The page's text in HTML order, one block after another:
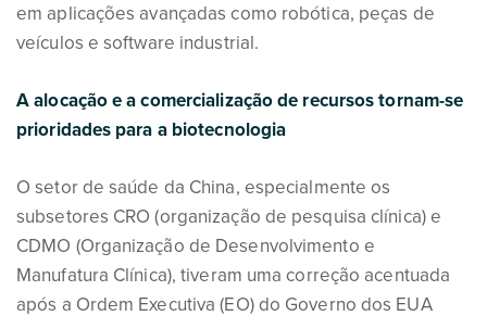
em aplicações avançadas como robótica, peças de
veículos e software industrial.
A alocação e a comercialização de recursos tornam-se
prioridades para a biotecnologia
O setor de saúde da China, especialmente os
subsetores CRO (organização de pesquisa clínica) e
CDMO (Organização de Desenvolvimento e
Manufatura Clínica), tiveram uma correção acentuada
após a Ordem Executiva (EO) do Governo dos EUA